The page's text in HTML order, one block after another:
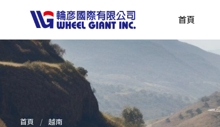
首頁
產品採購指南 TBS
全球電動自行車專刊 EBS
首頁 越南